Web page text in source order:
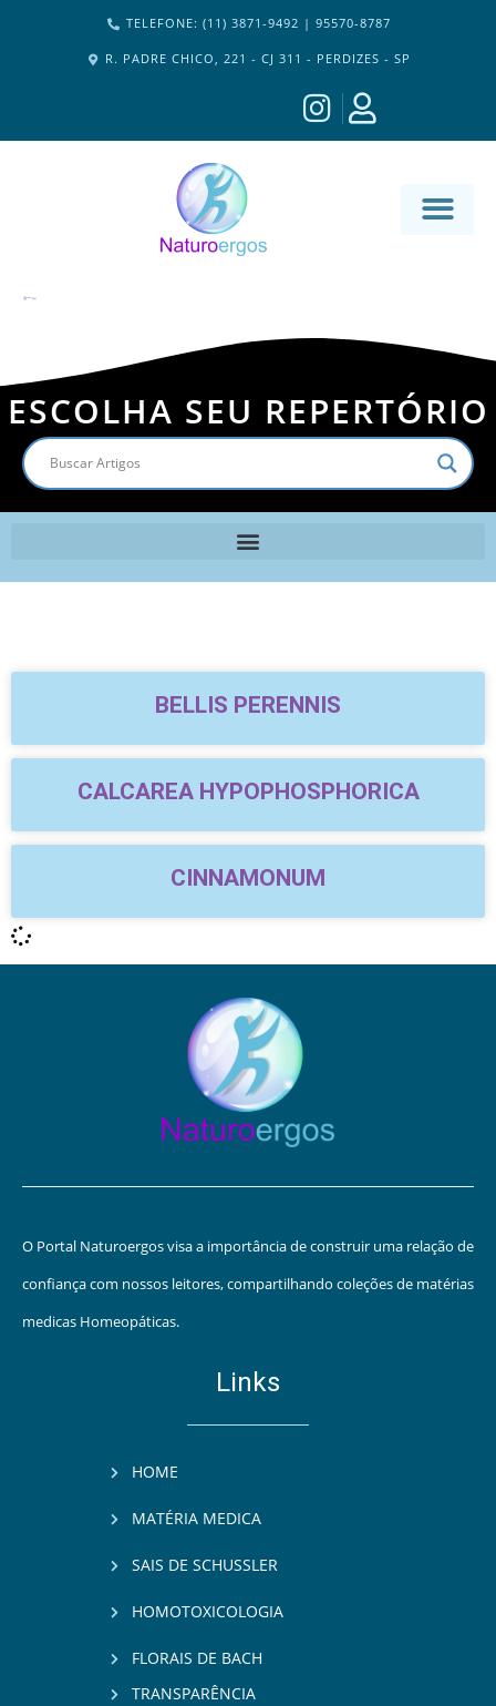
TELEFONE: (11) 3871-9492 | 95570-8787
R. PADRE CHICO, 221 - CJ 311 - PERDIZES - SP
ESCOLHA SEU REPERTÓRIO
BELLIS PERENNIS
CALCAREA HYPOPHOSPHORICA
CINNAMONUM
O Portal Naturoergos visa a importância de construir uma relação de
confiança com nossos leitores, compartilhando coleções de matérias
medicas Homeopáticas.
Links
HOME
MATÉRIA MEDICA
SAIS DE SCHUSSLER
HOMOTOXICOLOGIA
FLORAIS DE BACH
TRANSPARÊNCIA